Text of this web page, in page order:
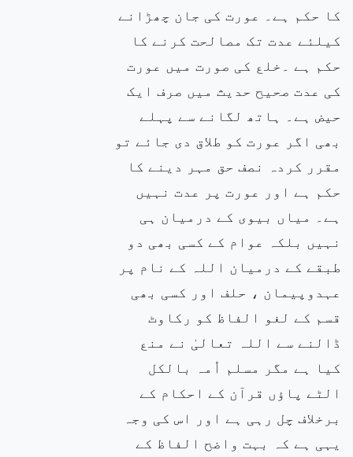
کا حکم ہے۔ عورت کی جان چھڑانے
کیلئے عدت تک مصالحت کرنے کا
حکم ہے ۔خلع کی صورت میں عورت
کی عدت صحیح حدیث میں صرف ایک
حیض ہے۔ ہاتھ لگانے سے پہلے
بھی اگر عورت کو طلاق دی جائے تو
مقرر کردہ نصف حق مہر دینے کا
حکم ہے اور عورت پر عدت نہیں
ہے۔ میاں بیوی کے درمیان ہی
نہیں بلکہ عوام کے کسی بھی دو
طبقے کے درمیان اللہ کے نام پر
عہدوپیمان ، حلف اور کسی بھی
قسم کے لغو الفاظ کو رکاوٹ
ڈالنے سے اللہ تعالیٰ نے منع
کیا ہے مگر مسلم اُمہ بالکل
الٹے پاؤں قرآن کے احکام کے
برخلاف چل رہی ہے اور اس کی وجہ
یہی ہے کہ بہت واضح الفاظ کے